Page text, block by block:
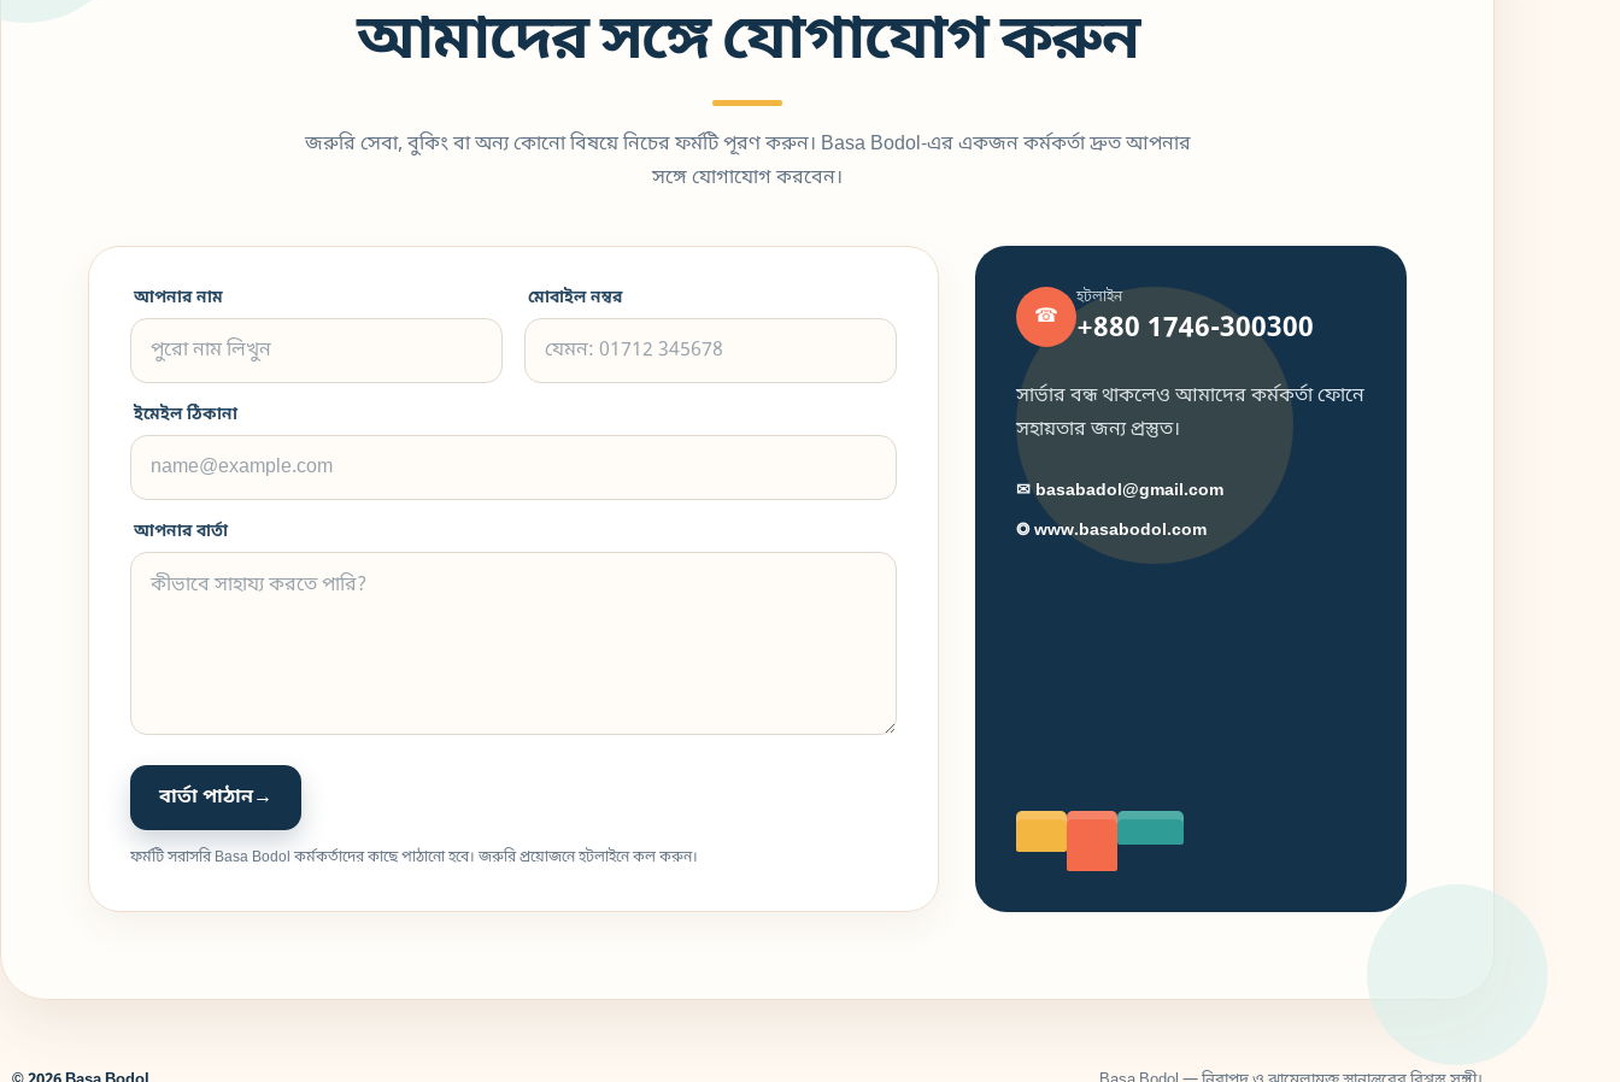
আমাদের সঙ্গে যোগাযোগ করুন
জরুরি সেবা, বুকিং বা অন্য কোনো বিষয়ে নিচের ফর্মটি পূরণ করুন। Basa Bodol-এর একজন কর্মকর্তা দ্রুত আপনার
সঙ্গে যোগাযোগ করবেন।
আপনার নাম মোবাইল নম্বর
ইমেইল ঠিকানা
আপনার বার্তা
বার্তা পাঠান→
ফর্মটি সরাসরি Basa Bodol কর্মকর্তাদের কাছে পাঠানো হবে। জরুরি প্রয়োজনে হটলাইনে কল করুন।
☎
হটলাইন
+880 1746-300300
সার্ভার বন্ধ থাকলেও আমাদের কর্মকর্তা ফোনে
সহায়তার জন্য প্রস্তুত।
✉ basabadol@gmail.com
◎ www.basabodol.com